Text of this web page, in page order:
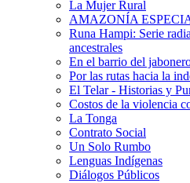
La Mujer Rural
AMAZONÍA
Runa Hampi: Serie
ancestrales
En el barrio del
Por las rutas hacia la
El Telar - Historias y
Costos de la violencia
La Tonga
Contrato Social
Un Solo Rumbo
Lenguas Indígenas
Diálogos Públicos